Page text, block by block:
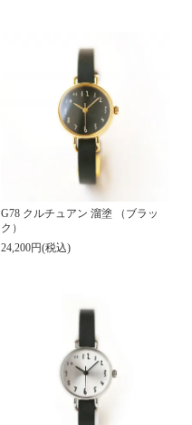
G78 クルチュアン 溜塗 （ブラッ
ク）
24,200円(税込)